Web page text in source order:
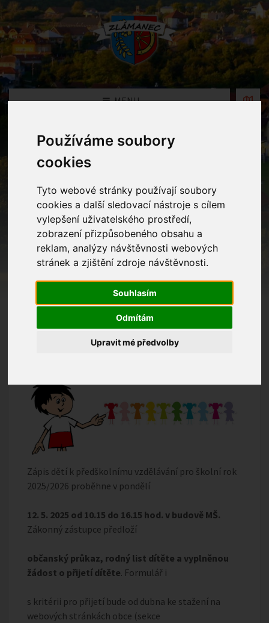
Používáme soubory
cookies
Tyto webové stránky používají soubory
cookies a další sledovací nástroje s cílem
vylepšení uživatelského prostředí,
zobrazení přizpůsobeného obsahu a
reklam, analýzy návštěvnosti webových
stránek a zjištění zdroje návštěvnosti.
Souhlasím
Odmítám
Upravit mé předvolby
MENU
Oznámení
2025/2026
Zápis dětí do MŠ Zlámanec pro
školní rok 2025/2026
Zápis dětí k předškolnímu vzdělávání pro školní rok
2025/2026 proběhne v pondělí
12. 5. 2025 od 10.15 do 16.15 hod. v budově MŠ.
Zákonný zástupce předloží
občanský průkaz, rodný list dítěte a vyplněnou
žádost o přijetí dítěte. Formulář i
s kritérii pro přijetí bude od dubna ke stažení na
webových stránkách obce (sekce